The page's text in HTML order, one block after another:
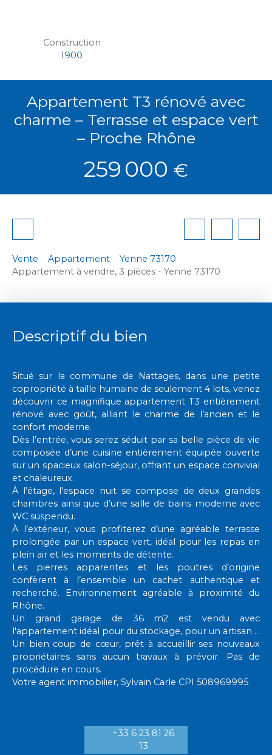
Construction
1900
Appartement T3 rénové avec
charme – Terrasse et espace vert
– Proche Rhône
259 000 €
Vente Appartement
Yenne 73170
Appartement à vendre, 3 pièces - Yenne 73170
Descriptif du bien
Situé sur la commune de Nattages, dans une petite
copropriété à taille humaine de seulement 4 lots, venez
découvrir ce magnifique appartement T3 entièrement
rénové avec goût, alliant le charme de l’ancien et le
confort moderne.
Dès l’entrée, vous serez séduit par sa belle pièce de vie
composée d’une cuisine entièrement équipée ouverte
sur un spacieux salon-séjour, offrant un espace convivial
et chaleureux.
À l’étage, l’espace nuit se compose de deux grandes
chambres ainsi que d’une salle de bains moderne avec
WC suspendu.
À l’extérieur, vous profiterez d’une agréable terrasse
prolongée par un espace vert, idéal pour les repas en
plein air et les moments de détente.
Les pierres apparentes et les poutres d’origine
confèrent à l’ensemble un cachet authentique et
recherché. Environnement agréable à proximité du
Rhône.
Un grand garage de 36 m2 est vendu avec
l'appartement idéal pour du stockage, pour un artisan ...
Un bien coup de cœur, prêt à accueillir ses nouveaux
propriétaires sans aucun travaux à prévoir. Pas de
procédure en cours.
Votre agent immobilier, Sylvain Carle CPI 508969995
+33 6 23 81 26
13